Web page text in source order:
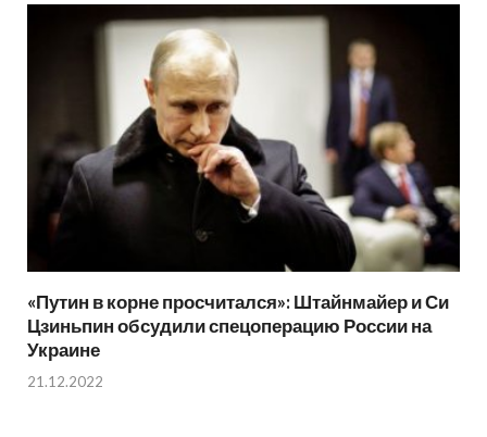
«Путин в корне просчитался»: Штайнмайер и Си
Цзиньпин обсудили спецоперацию России на
Украине
21.12.2022